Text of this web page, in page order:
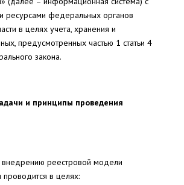
ресурсами федеральных органов
в целях учета, хранения и
предусмотренных частью 1 статьи 4
закона.
и принципы проведения
внедрению реестровой модели
проводится в целях: